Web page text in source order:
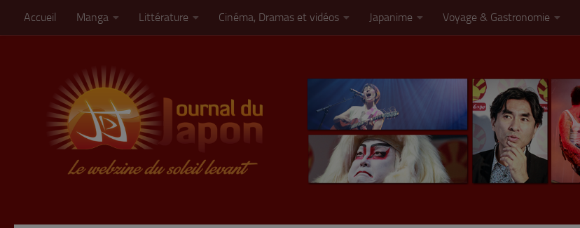
Skip to content
Accueil Manga Littérature Cinéma, Dramas et vidéos Japanime Voyage & Gastronomie